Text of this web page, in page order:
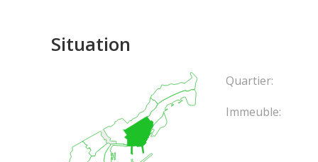
Situation
Quartier:
Immeuble: